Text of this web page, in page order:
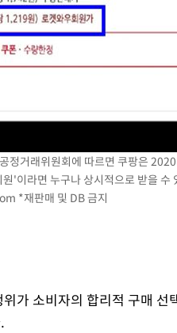
정거래위원회에 따르면 쿠팡은
'이라면 누구나 상시적으로 받을
*재판매 및 DB 금지
가 소비자의 합리적 구매